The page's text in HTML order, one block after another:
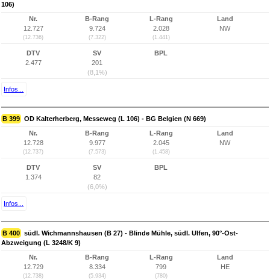
106)
Nr.
12.727
(12.736)
B-Rang
9.724
(7.322)
L-Rang
2.028
(1.441)
Land
NW
DTV
2.477
SV
201
(8,1%)
BPL
Infos...
B 399 OD Kalterherberg, Messeweg (L 106) - BG Belgien (N 669)
Nr.
12.728
(12.737)
B-Rang
9.977
(7.573)
L-Rang
2.045
(1.458)
Land
NW
DTV
1.374
SV
82
(6,0%)
BPL
Infos...
B 400 südl. Wichmannshausen (B 27) - Blinde Mühle, südl. Ulfen, 90°-Ost-
Abzweigung (L 3248/K 9)
Nr.
12.729
(12.738)
B-Rang
8.334
(5.934)
L-Rang
799
(780)
Land
HE